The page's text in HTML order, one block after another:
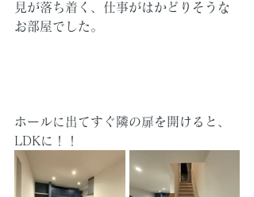
見が落ち着く、仕事がはかどりそうな
お部屋でした。
ホールに出てすぐ隣の扉を開けると、
LDKに！！